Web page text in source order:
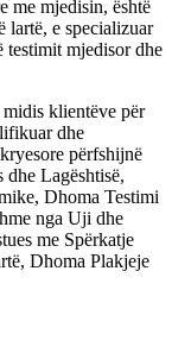
me mjedisin, është
lartë, e specializuar
testimit mjedisor dhe
klientëve për
dhe
përfshijnë
dhe Lagështisë,
Dhoma Testimi
nga Uji dhe
me Spërkatje
Dhoma Plakjeje